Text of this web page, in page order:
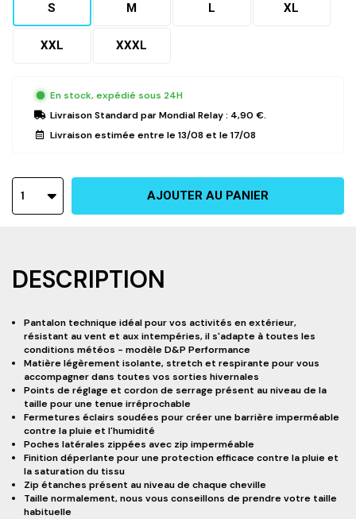
S M L XL
XXL XXXL
En stock, expédié sous 24H
Livraison Standardpar Mondial Relay : 4,90 €.
Livraison estimée entre le13/08 et le17/08
1 AJOUTER AU PANIER
DESCRIPTION
Pantalon technique idéal pour vos activités en extérieur,
résistant au vent et aux intempéries, il s'adapte à toutes les
conditions météos - modèle D&P Performance
Matière légèrement isolante, stretch et respirante pour vous
accompagner dans toutes vos sorties hivernales
Points de réglage et cordon de serrage présent au niveau de la
taille pour une tenue irréprochable
Fermetures éclairs soudées pour créer une barrière imperméable
contre la pluie et l'humidité
Poches latérales zippées avec zip imperméable
Finition déperlante pour une protection efficace contre la pluie et
la saturation du tissu
Zip étanches présent au niveau de chaque cheville
Taille normalement, nous vous conseillons de prendre votre taille
habituelle